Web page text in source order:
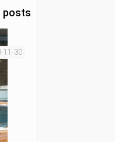
posts
11-30